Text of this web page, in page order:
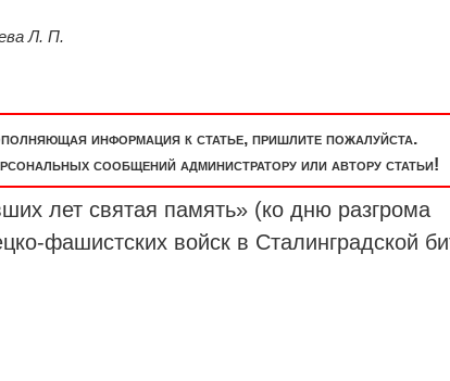
Л. П.
информация к статье, пришлите пожалуйста.
сообщений администратору или автору статьи!
лет святая память» (ко дню разгрома
фашистских войск в Сталинградской